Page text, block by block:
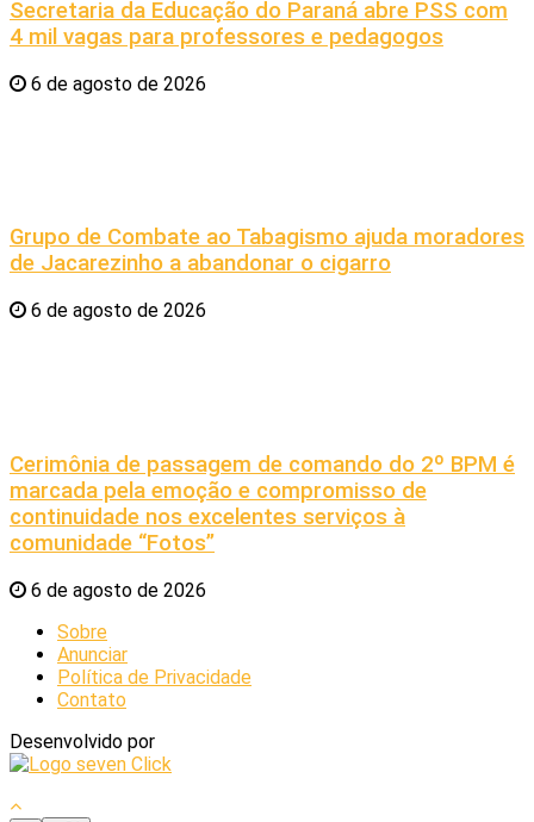
Secretaria da Educação do Paraná abre PSS com
4 mil vagas para professores e pedagogos
6 de agosto de 2026
Grupo de Combate ao Tabagismo ajuda moradores
de Jacarezinho a abandonar o cigarro
6 de agosto de 2026
Cerimônia de passagem de comando do 2º BPM é
marcada pela emoção e compromisso de
continuidade nos excelentes serviços à
comunidade “Fotos”
6 de agosto de 2026
Sobre
Anunciar
Política de Privacidade
Contato
Desenvolvido por